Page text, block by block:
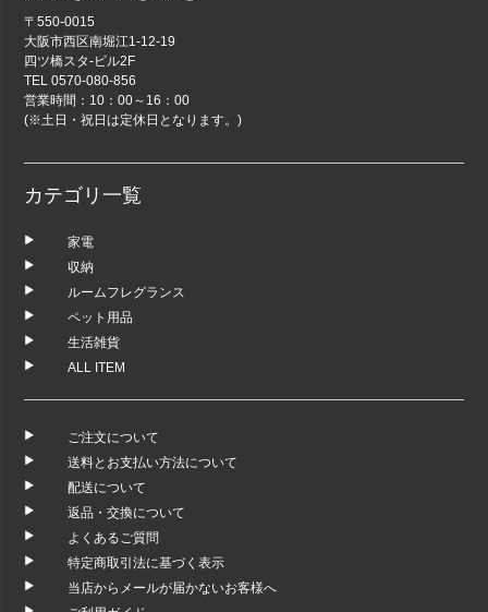
〒550-0015
大阪市西区南堀江1-12-19
四ツ橋スタ-ビル2F
TEL 0570-080-856
営業時間：10：00～16：00
(※土日・祝日は定休日となります。)
カテゴリ一覧
家電
収納
ルームフレグランス
ペット用品
生活雑貨
ALL ITEM
ご注文について
送料とお支払い方法について
配送について
返品・交換について
よくあるご質問
特定商取引法に基づく表示
当店からメールが届かないお客様へ